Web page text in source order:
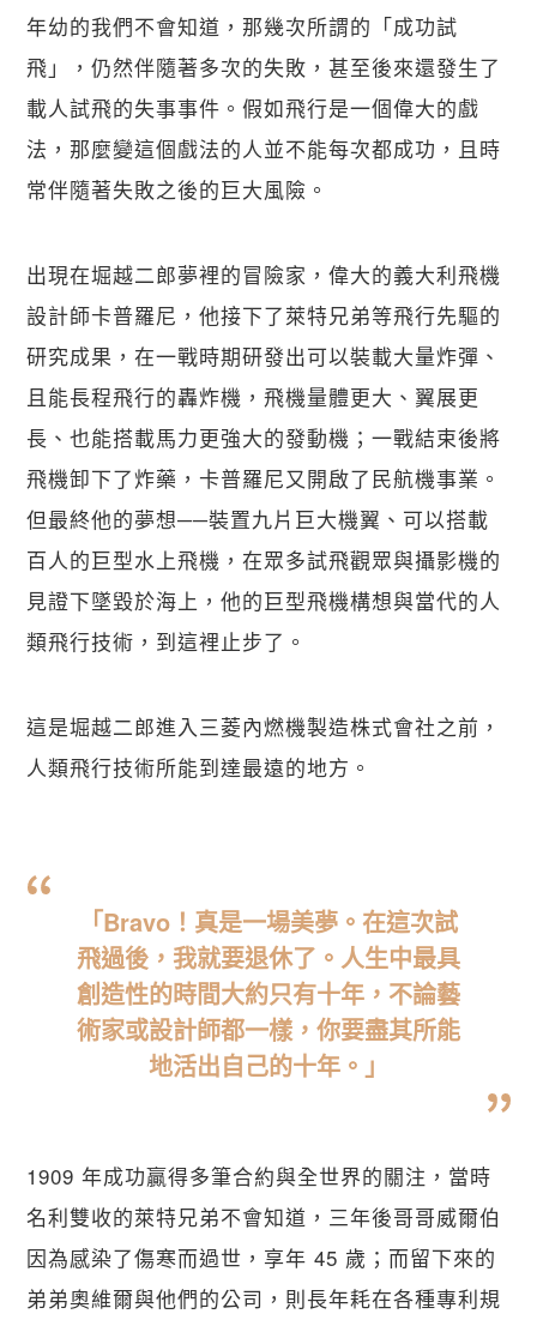
年幼的我們不會知道，那幾次所謂的「成功試
飛」，仍然伴隨著多次的失敗，甚至後來還發生了
載人試飛的失事事件。假如飛行是一個偉大的戲
法，那麼變這個戲法的人並不能每次都成功，且時
常伴隨著失敗之後的巨大風險。
出現在堀越二郎夢裡的冒險家，偉大的義大利飛機
設計師卡普羅尼，他接下了萊特兄弟等飛行先驅的
研究成果，在一戰時期研發出可以裝載大量炸彈、
且能長程飛行的轟炸機，飛機量體更大、翼展更
長、也能搭載馬力更強大的發動機；一戰結束後將
飛機卸下了炸藥，卡普羅尼又開啟了民航機事業。
但最終他的夢想──裝置九片巨大機翼、可以搭載
百人的巨型水上飛機，在眾多試飛觀眾與攝影機的
見證下墜毀於海上，他的巨型飛機構想與當代的人
類飛行技術，到這裡止步了。
這是堀越二郎進入三菱內燃機製造株式會社之前，
人類飛行技術所能到達最遠的地方。
「Bravo！真是一場美夢。在這次試
飛過後，我就要退休了。人生中最具
創造性的時間大約只有十年，不論藝
術家或設計師都一樣，你要盡其所能
地活出自己的十年。」
1909 年成功贏得多筆合約與全世界的關注，當時
名利雙收的萊特兄弟不會知道，三年後哥哥威爾伯
因為感染了傷寒而過世，享年 45 歲；而留下來的
弟弟奧維爾與他們的公司，則長年耗在各種專利規